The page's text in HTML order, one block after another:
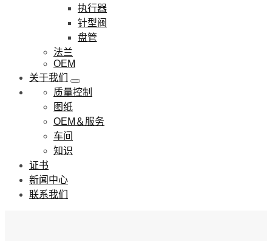
执行器
针型阀
盘管
法兰
OEM
关于我们
质量控制
图纸
OEM＆服务
车间
知识
证书
新闻中心
联系我们